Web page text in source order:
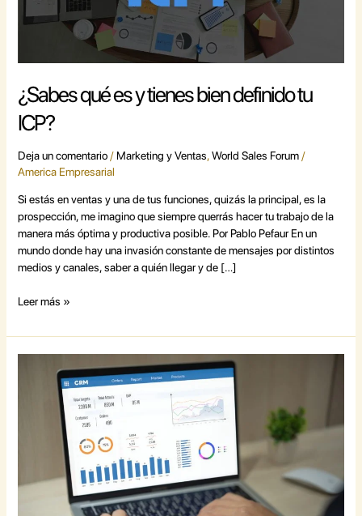
¿Sabes qué es y tienes bien definido tu
ICP?
Deja un comentario / Marketing y Ventas,World Sales Forum/
America Empresarial
Si estás en ventas y una de tus funciones, quizás la principal, es la
prospección, me imagino que siempre querrás hacer tu trabajo de la
manera más óptima y productiva posible. Por Pablo Pefaur En un
mundo donde hay una invasión constante de mensajes por distintos
medios y canales, saber a quién llegar y de […]
ICP?
Leer más »
importancia